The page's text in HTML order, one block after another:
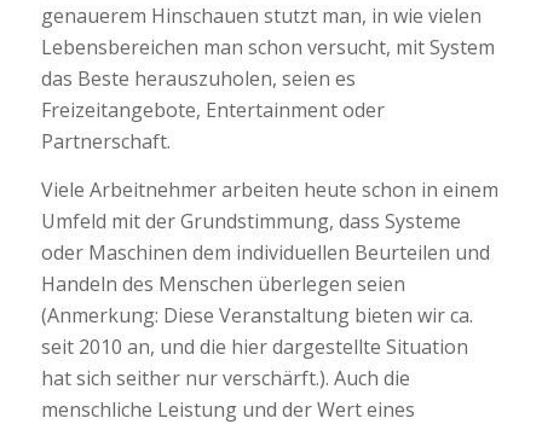
genauerem Hinschauen stutzt man, in wie vielen
Lebensbereichen man schon versucht, mit System
das Beste herauszuholen, seien es
Freizeitangebote, Entertainment oder
Partnerschaft.
Viele Arbeitnehmer arbeiten heute schon in einem
Umfeld mit der Grundstimmung, dass Systeme
oder Maschinen dem individuellen Beurteilen und
Handeln des Menschen überlegen seien
(Anmerkung: Diese Veranstaltung bieten wir ca.
seit 2010 an, und die hier dargestellte Situation
hat sich seither nur verschärft.). Auch die
menschliche Leistung und der Wert eines